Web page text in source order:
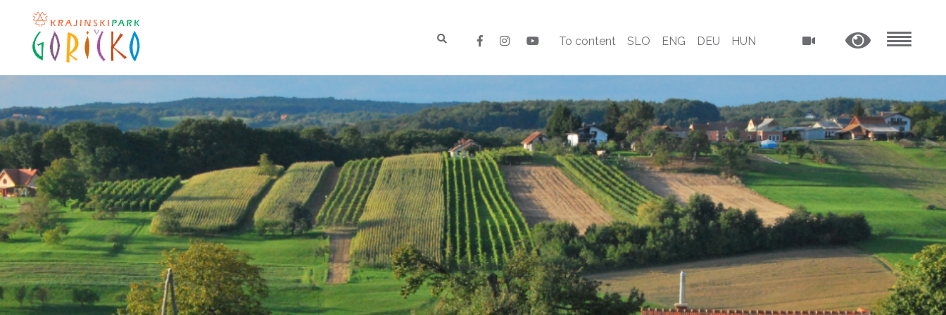
To content SLO ENG DEU HUN